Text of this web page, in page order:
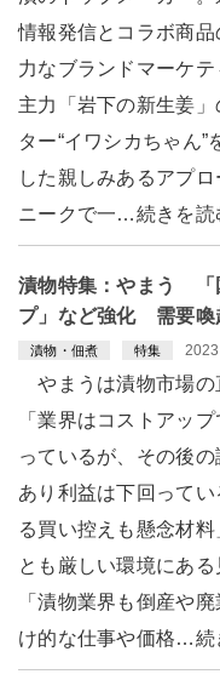
情報発信とコラボ商品
力なブランドマーケテ
主力「岩下の新生姜」
ター“イワシカちゃん”
した親しみあるアプ
ニークで一…続きを読
漬物特集：やまう 「
プ」など強化 需要喚
漬物・佃煮 特集
やまうは漬物市場の
「業界はコストアッ
っているが、その後
あり利益は下回ってい
る買い控えも懸念材
とも厳しい環境にある
「漬物業界も倒産や
け的な仕事や価格…続